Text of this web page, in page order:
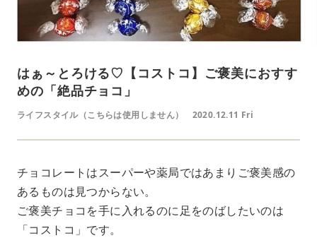
はぁ～とろける♡【コストコ】ご褒美におすす
めの「絶品チョコ」
ライフスタイル（こちらは使用しません） 2020.12.11 Fri
チョコレートはスーパーや薬局ではあまりご褒美感の
あるものは見つからない。
ご褒美チョコを手に入れるのに足をのばしたいのは
「コストコ」です。